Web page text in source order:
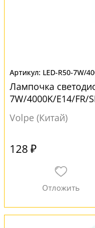
LED-R50-7W/
Лампочка
7W/4000K/E14/FR/
Volpe (Китай)
128 ₽